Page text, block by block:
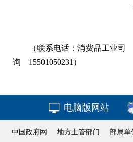
（联系电话：消费品工业司
询 15501050231）
电脑版网站
中国政府网 地方主管部门 部属单